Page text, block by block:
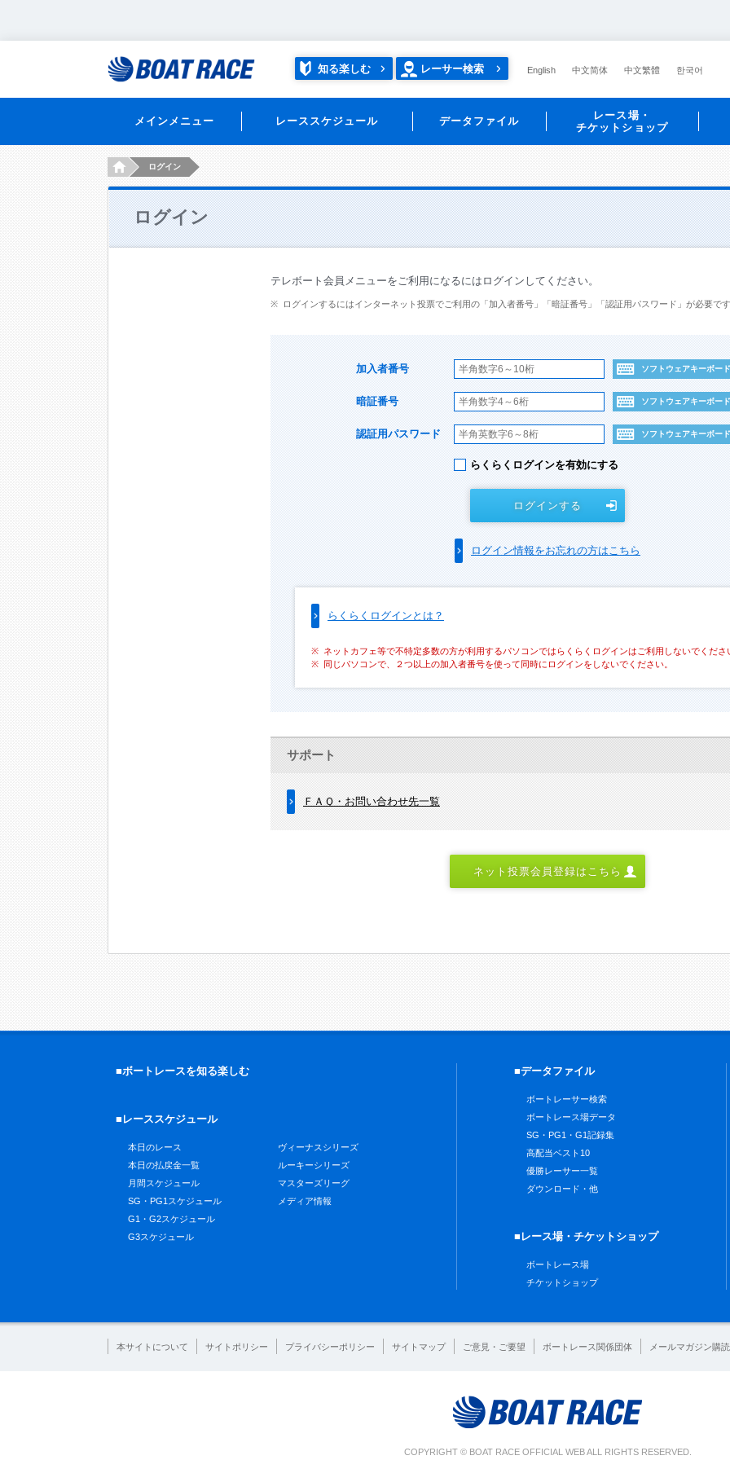
知る楽しむ レーサー検索 English 中文简体 中文繁體 한국어
メインメニュー レーススケジュール データファイル
レース場・
チケットショップ
HOMEログイン
ログイン
テレボート会員メニューをご利用になるにはログインしてください。
ログインするにはインターネット投票でご利用の「加入者番号」「暗証番号」「認証用パスワード」が必要です
加入者番号 ソフトウェアキーボード
暗証番号 ソフトウェアキーボード
認証用パスワード ソフトウェアキーボード
らくらくログインを有効にする
ログインする
ログイン情報をお忘れの方はこちら
らくらくログインとは？
ネットカフェ等で不特定多数の方が利用するパソコンではらくらくログインはご利用しないでくださ
同じパソコンで、２つ以上の加入者番号を使って同時にログインをしないでください。
サポート
ＦＡＱ・お問い合わせ先一覧
ネット投票会員登録はこちら
■ボートレースを知る楽しむ
■レーススケジュール
本日のレース
本日の払戻金一覧
月間スケジュール
SG・PG1スケジュール
G1・G2スケジュール
G3スケジュール
ヴィーナスシリーズ
ルーキーシリーズ
マスターズリーグ
メディア情報
■データファイル
ボートレーサー検索
ボートレース場データ
SG・PG1・G1記録集
高配当ベスト10
優勝レーサー一覧
ダウンロード・他
■レース場・チケットショップ
ボートレース場
チケットショップ
本サイトについて サイトポリシー プライバシーポリシー サイトマップ ご意見・ご要望 ボートレース関係団体 メールマガジン購読
COPYRIGHT © BOAT RACE OFFICIAL WEB ALL RIGHTS RESERVED.